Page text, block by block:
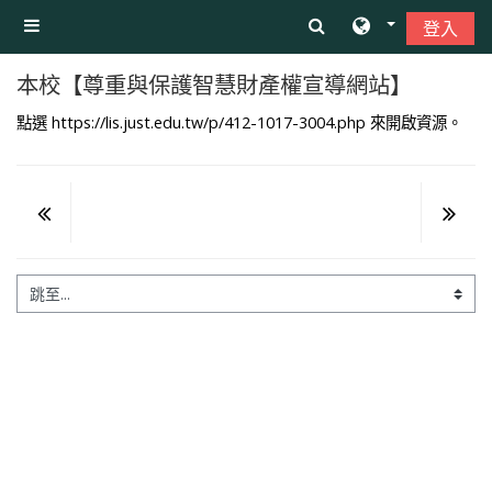
側板
登入
本校【尊重與保護智慧財產權宣導網站】
點選 https://lis.just.edu.tw/p/412-1017-3004.php 來開啟資源。
跳至...